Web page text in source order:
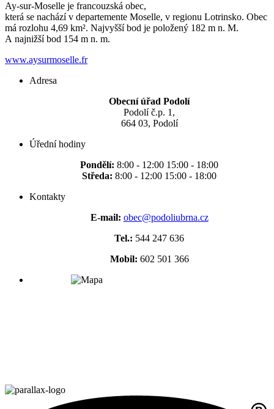
Ay-sur-Moselle je francouzská obec,
která se nachází v departemente Moselle, v regionu Lotrinsko. Obec
má rozlohu 4,69 km². Najvyšší bod je položený 182 m n. M.
A najnižší bod 154 m n. m.
www.aysurmoselle.fr
Adresa
Obecní úřad Podolí
Podolí č.p. 1,
664 03, Podolí
Úřední hodiny
Pondělí: 8:00 - 12:00 15:00 - 18:00
Středa: 8:00 - 12:00 15:00 - 18:00
Kontakty
E-mail: obec@podoliubrna.cz
Tel.: 544 247 636
Mobil: 602 501 366